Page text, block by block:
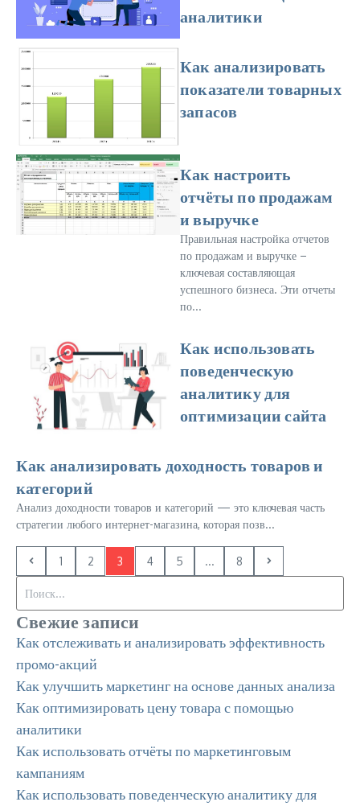
аналитики
Как анализировать
показатели товарных
запасов
Как настроить
отчёты по продажам
и выручке
Правильная настройка отчетов
по продажам и выручке –
ключевая составляющая
успешного бизнеса. Эти отчеты
по...
Как использовать
поведенческую
аналитику для
оптимизации сайта
Как анализировать доходность товаров и
категорий
Анализ доходности товаров и категорий — это ключевая часть
стратегии любого интернет-магазина, которая позв...
1 2 3 4 5 ... 8
Искать:
Свежие записи
Как отслеживать и анализировать эффективность
промо-акций
Как улучшить маркетинг на основе данных анализа
Как оптимизировать цену товара с помощью
аналитики
Как использовать отчёты по маркетинговым
кампаниям
Как использовать поведенческую аналитику для